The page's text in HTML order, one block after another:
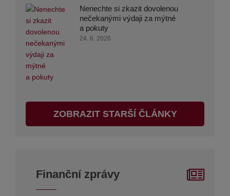
Nenechte si zkazit dovolenou
nečekanými výdaji za mýtné
a pokuty
24. 6. 2026
ZOBRAZIT STARŠÍ ČLÁNKY
Finanční zprávy